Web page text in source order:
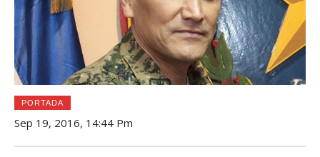
PORTADA
Sep 19, 2016, 14:44 Pm